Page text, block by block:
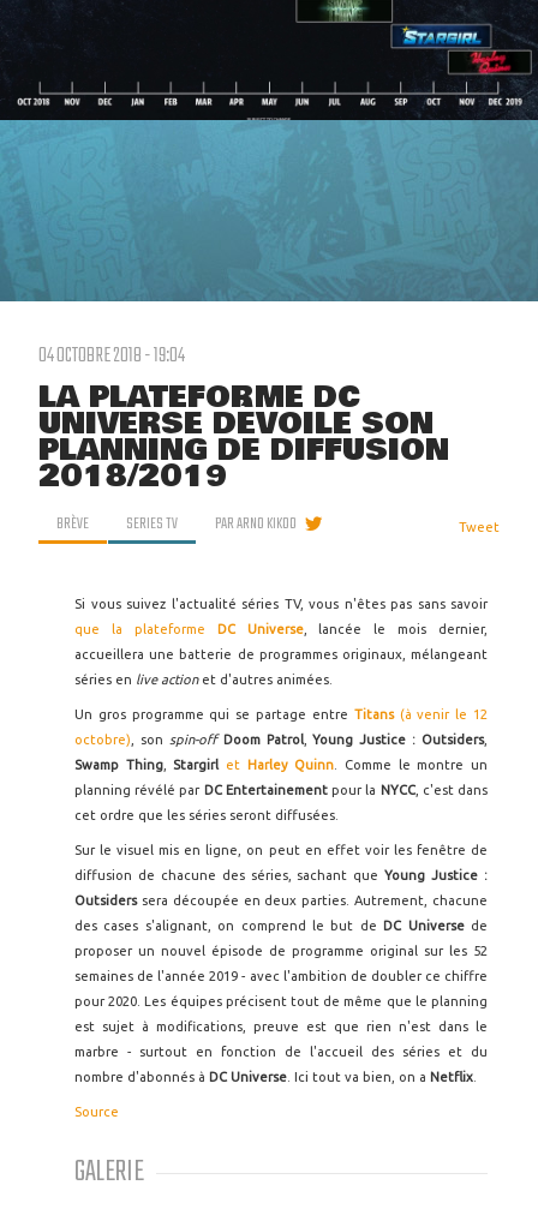
04 OCTOBRE 2018 - 19:04
LA PLATEFORME DC
UNIVERSE DÉVOILE SON
PLANNING DE DIFFUSION
2018/2019
BRÈVE SERIES TV PARARNO KIKOO Tweet
Si vous suivez l'actualité séries TV, vous n'êtes pas sans savoir
que la plateforme DC Universe, lancée le mois dernier,
accueillera une batterie de programmes originaux, mélangeant
séries en live action et d'autres animées.
Un gros programme qui se partage entre Titans (à venir le 12
octobre) , son spin-off Doom Patrol,Young Justice : Outsiders,
Swamp Thing, Stargirl et Harley Quinn . Comme le montre un
planning révélé par DC Entertainementpour la NYCC, c'est dans
cet ordre que les séries seront diffusées.
Sur le visuel mis en ligne, on peut en effet voir les fenêtre de
diffusion de chacune des séries, sachant queYoung Justice :
Outsiders sera découpée en deux parties. Autrement, chacune
des cases s'alignant, on comprend le but de DC Universe de
proposer un nouvel épisode de programme original sur les 52
semaines de l'année 2019 - avec l'ambition de doubler ce chiffre
pour 2020. Les équipes précisent tout de même que le planning
est sujet à modifications, preuve est que rien n'est dans le
marbre - surtout en fonction de l'accueil des séries et du
nombre d'abonnés à DC Universe . Ici tout va bien, on a Netflix
Source
GALERIE